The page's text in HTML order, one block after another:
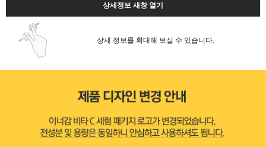
상세정보 새창 열기
상세 정보를 확대해 보실 수 있습니다.